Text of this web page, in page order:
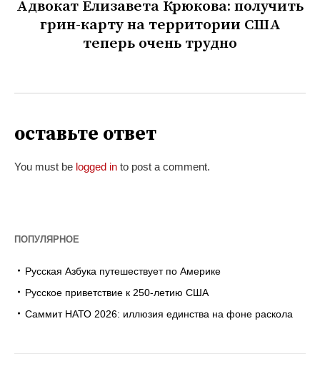
Адвокат Елизавета Крюкова: получить
грин-карту на территории США
теперь очень трудно
оставьте ответ
You must be logged in to post a comment.
ПОПУЛЯРНОЕ
Русская Азбука путешествует по Америке
Русское приветствие к 250-летию США
Саммит НАТО 2026: иллюзия единства на фоне раскола